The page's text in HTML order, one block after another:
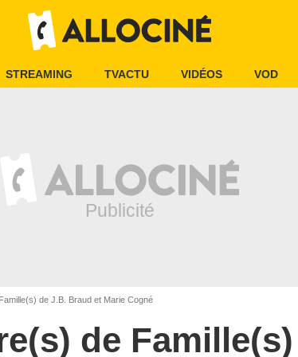
STREAMING TVACTU VIDÉOS VOD
de J.B. Braud et Marie Cogné
de Famille(s)